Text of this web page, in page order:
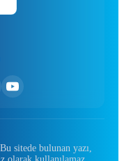
sitede bulunan yazı,